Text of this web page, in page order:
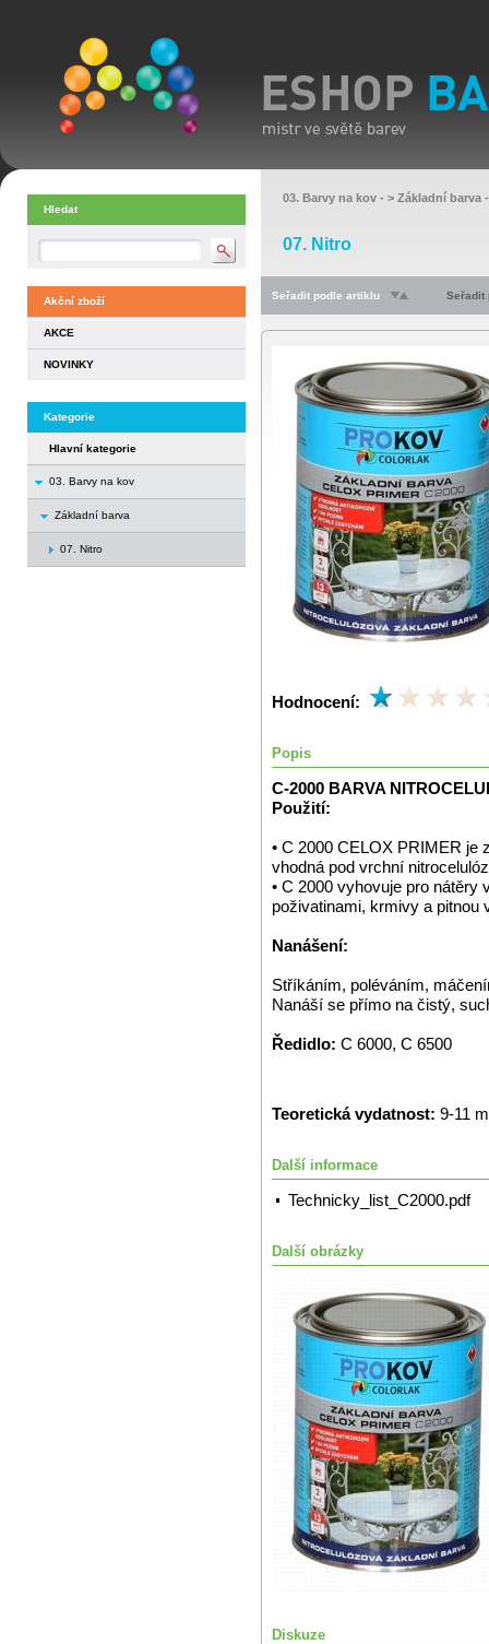
Hledat
Akční zboží
AKCE
NOVINKY
Kategorie
Hlavní kategorie
03. Barvy na kov
Základní barva
07. Nitro
03. Barvy na kov - > Základní barva
07. Nitro
Seřadit podle artiklu Seřadit
Hodnocení:
Popis
C-2000 BARVA
Použití:
• C 2000 CELOX PRIMER
vhodná pod vrchní
• C 2000 vyhovuje pro
poživatinami, krmivy a pitnou
Nanášení:
Stříkáním, poléváním,
Nanáší se přímo na čistý,
Ředidlo: C 6000, C 6500
Teoretická vydatnost: 9-11
Další informace
Technicky_list_C2000.pdf
Další obrázky
Diskuze